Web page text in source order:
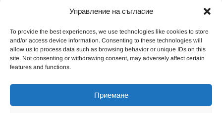
Управление на съгласие
To provide the best experiences, we use technologies like cookies to store
and/or access device information. Consenting to these technologies will
allow us to process data such as browsing behavior or unique IDs on this
site. Not consenting or withdrawing consent, may adversely affect certain
features and functions.
Приемане